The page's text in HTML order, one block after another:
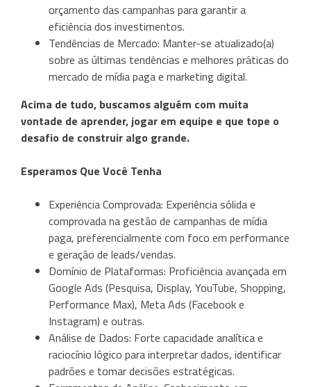
orçamento das campanhas para garantir a
eficiência dos investimentos.
Tendências de Mercado: Manter-se atualizado(a)
sobre as últimas tendências e melhores práticas do
mercado de mídia paga e marketing digital.
Acima de tudo, buscamos alguém com muita
vontade de aprender, jogar em equipe e que tope o
desafio de construir algo grande.
Esperamos Que Você Tenha
Experiência Comprovada: Experiência sólida e
comprovada na gestão de campanhas de mídia
paga, preferencialmente com foco em performance
e geração de leads/vendas.
Domínio de Plataformas: Proficiência avançada em
Google Ads (Pesquisa, Display, YouTube, Shopping,
Performance Max), Meta Ads (Facebook e
Instagram) e outras.
Análise de Dados: Forte capacidade analítica e
raciocínio lógico para interpretar dados, identificar
padrões e tomar decisões estratégicas.